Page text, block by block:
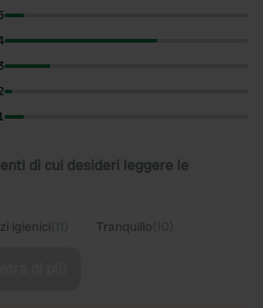
di cui desideri leggere le
igienici Tranquillo